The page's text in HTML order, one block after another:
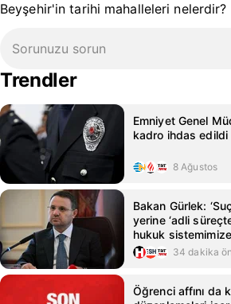
Beyşehir'in tarihi mahalleleri nelerdir?
Trendler
Emniyet Genel
kadro ihdas edildi
8 Ağustos
Bakan Gürlek:
yerine ‘adli
hukuk sistemimize
34 dakika
Öğrenci affını da